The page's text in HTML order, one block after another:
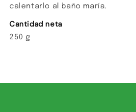
calentarlo al baño maría.
Cantidad neta
250 g